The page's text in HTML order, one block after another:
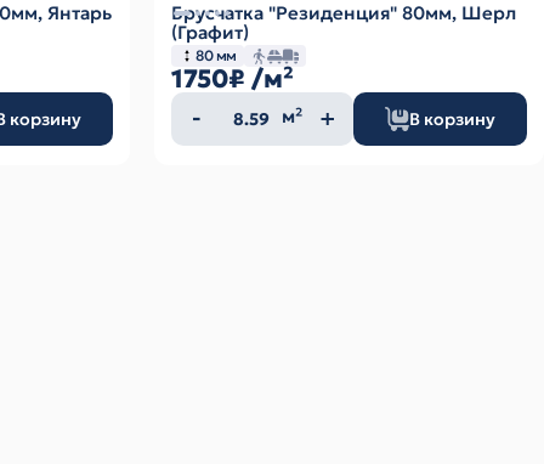
Янтарь
корзину
Брусчатка "Резиденция" 80мм, Шерл
(Графит)
80 мм
1750₽ /м²
Количество
товара
м² В корзину